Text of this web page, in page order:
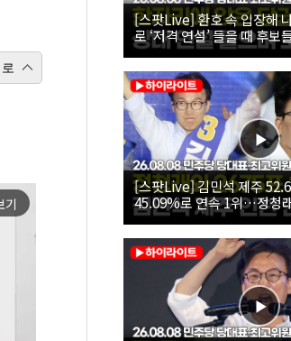
기
[스팟Live] 환호 속 입장해
로 ‘저격 연설’ 들을 때 후보
26.08.08 더불어민주당 당
보 인천 합동연설회
[스팟Live] 김민석 제주
45.09%로 연속 1위…정청
26.08.08 더불어민주당 당대
보 인천 합동연설회